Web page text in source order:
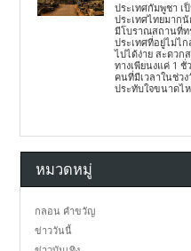
ประเทศกัมพูชา เ
ประเทศไทยมาก
มีโบราณสถานที่
ประเทศที่อยู่ไม่ไ
ไปได้ง่าย สะดวก
ทางเพียนงแค่ 1 ชั่
คนที่มีเวลาในช่ว
ประทับใจขนาดไ
หมวดหมู่
กลอน คำขวัญ
ข่าววันนี้